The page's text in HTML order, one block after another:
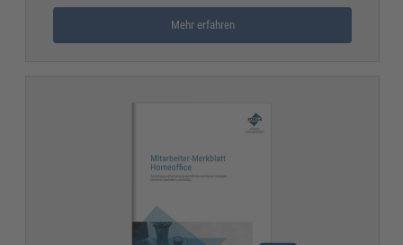
Mehr erfahren